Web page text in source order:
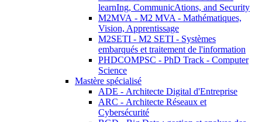
learnIng, CommunicAtions, and Security
M2MVA - M2 MVA - Mathématiques,
Vision, Apprentissage
M2SETI - M2 SETI - Systèmes
embarqués et traitement de l'information
PHDCOMPSC - PhD Track - Computer
Science
Mastère spécialisé
ADE - Architecte Digital d'Entreprise
ARC - Architecte Réseaux et
Cybersécurité